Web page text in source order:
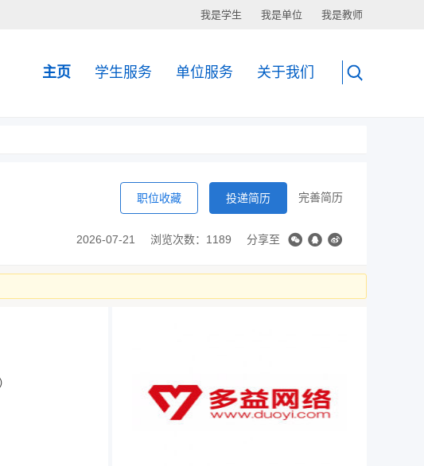
我是学生 我是单位 我是教师
主页 学生服务 单位服务 关于我们
职位收藏 投递简历 完善简历
2026-07-21 浏览次数：1189 分享至